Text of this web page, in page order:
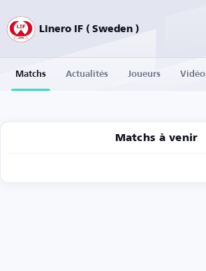
Linero IF ( Sweden )
Matchs Actualités Joueurs Vidéo
Matchs à venir